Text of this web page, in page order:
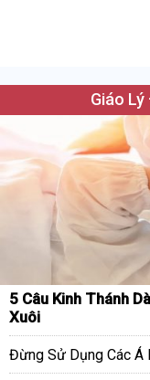
Giáo
5 Câu Kinh Thánh
Xuôi
Đừng Sử Dụng Các Á